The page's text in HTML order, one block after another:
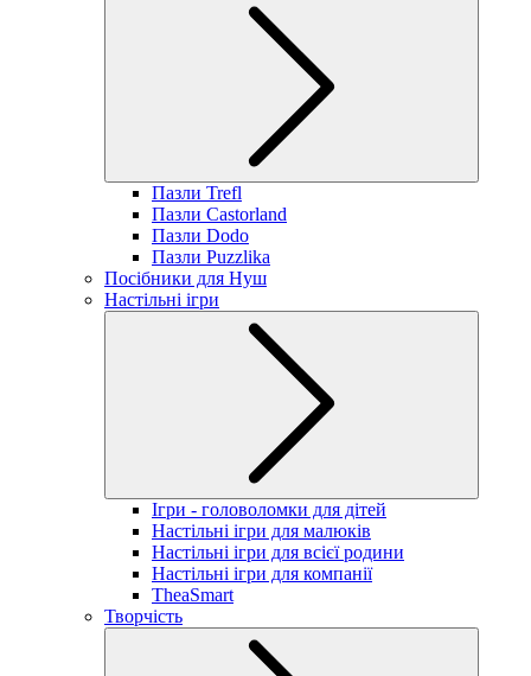
Пазли Trefl
Пазли Castorland
Пазли Dodo
Пазли Puzzlika
Посібники для Нуш
Настільні ігри
Ігри - головоломки для дітей
Настільні ігри для малюків
Настільні ігри для всієї родини
Настільні ігри для компанії
TheaSmart
Творчість